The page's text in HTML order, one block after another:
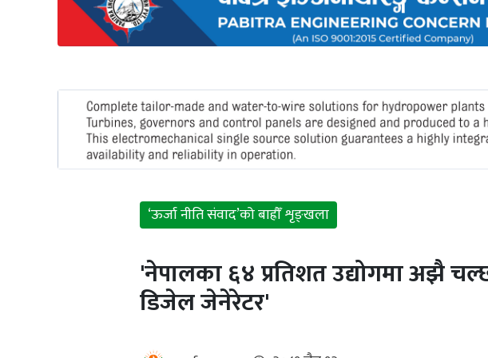
जलवायु
‘ऊर्जा नीति संवाद’को बाह्रौँ शृङ्खला
'नेपालका ६४ प्रतिशत उद्योगमा अझै
डिजेल जेनेरेटर'